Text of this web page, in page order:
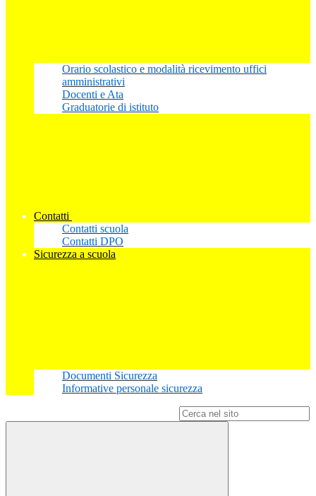
Orario scolastico e modalità ricevimento uffici
amministrativi
Docenti e Ata
Graduatorie di istituto
Contatti
Contatti scuola
Contatti DPO
Sicurezza a scuola
Documenti Sicurezza
Informative personale sicurezza